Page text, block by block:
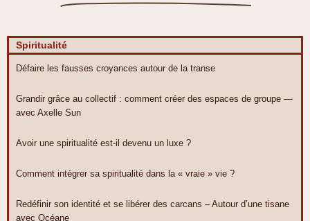
Spiritualité
Défaire les fausses croyances autour de la transe
Grandir grâce au collectif : comment créer des espaces de groupe —
avec Axelle Sun
Avoir une spiritualité est-il devenu un luxe ?
Comment intégrer sa spiritualité dans la « vraie » vie ?
Redéfinir son identité et se libérer des carcans – Autour d’une tisane
avec Océane